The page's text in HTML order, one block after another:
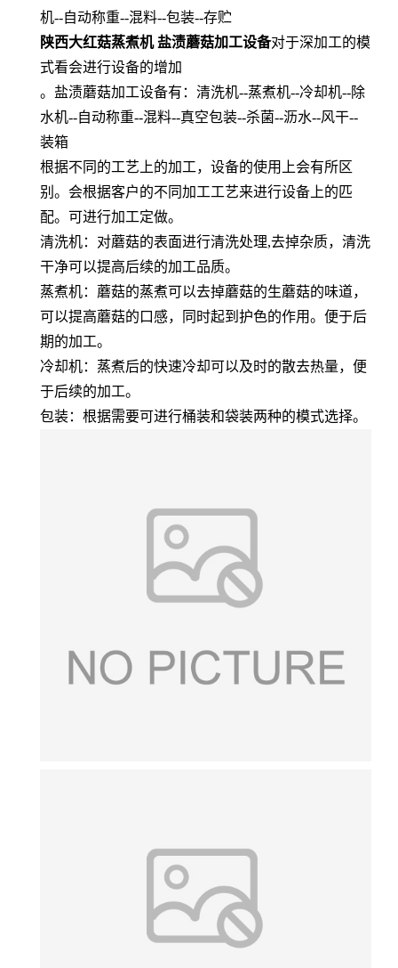
机--自动称重--混料--包装--存贮
陕西大红菇蒸煮机 盐渍蘑菇加工设备对于深加工的模
式看会进行设备的增加
。盐渍蘑菇加工设备有：清洗机--蒸煮机--冷却机--除
水机--自动称重--混料--真空包装--杀菌--沥水--风干--
装箱
根据不同的工艺上的加工，设备的使用上会有所区
别。会根据客户的不同加工工艺来进行设备上的匹
配。可进行加工定做。
清洗机：对蘑菇的表面进行清洗处理,去掉杂质，清洗
干净可以提高后续的加工品质。
蒸煮机：蘑菇的蒸煮可以去掉蘑菇的生蘑菇的味道，
可以提高蘑菇的口感，同时起到护色的作用。便于后
期的加工。
冷却机：蒸煮后的快速冷却可以及时的散去热量，便
于后续的加工。
包装：根据需要可进行桶装和袋装两种的模式选择。